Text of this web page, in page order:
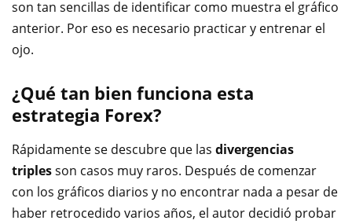
son tan sencillas de identificar como muestra el gráfico
anterior. Por eso es necesario practicar y entrenar el
ojo.
¿Qué tan bien funciona esta
estrategia Forex?
Rápidamente se descubre que las divergencias
triplesson casos muy raros. Después de comenzar
con los gráficos diarios y no encontrar nada a pesar de
haber retrocedido varios años, el autor decidió probar